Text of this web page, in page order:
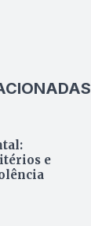
e